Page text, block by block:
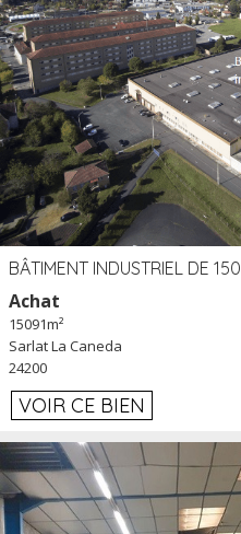
Achat
15091m²
Sarlat La Caneda
24200
VOIR CE BIEN